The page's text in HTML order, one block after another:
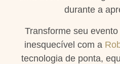
durante a
Transforme seu
inesquecível com a
tecnologia de ponta,